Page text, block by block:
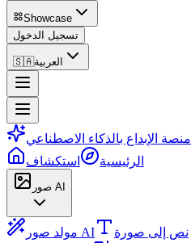
Showcase
تسجيل الدخول
🇸🇦العربية
منصة الإبداع بالذكاء الاصطناعي
الرئيسية
استكشاف
صور AI
مولد صور AI
نص إلى صورة